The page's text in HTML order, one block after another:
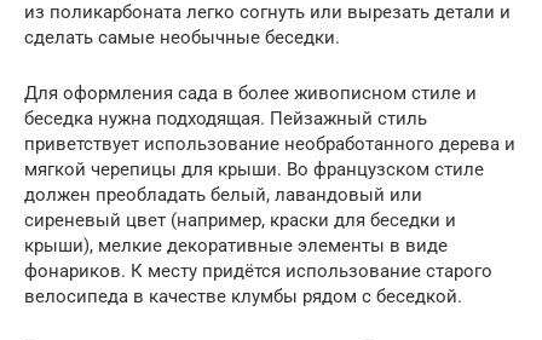
из поликарбоната легко согнуть или вырезать детали и
сделать самые необычные беседки.
Для оформления сада в более живописном стиле и
беседка нужна подходящая. Пейзажный стиль
приветствует использование необработанного дерева и
мягкой черепицы для крыши. Во французском стиле
должен преобладать белый, лавандовый или
сиреневый цвет (например, краски для беседки и
крыши), мелкие декоративные элементы в виде
фонариков. К месту придётся использование старого
велосипеда в качестве клумбы рядом с беседкой.